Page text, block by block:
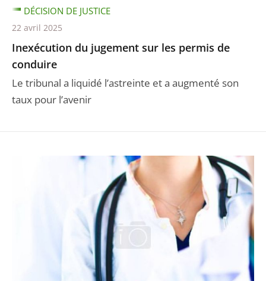
Inexécution du jugement sur les permis de
conduire
Le tribunal a liquidé l’astreinte et a augmenté son
taux pour l’avenir
DÉCISION DE JUSTICE
22 avril 2025